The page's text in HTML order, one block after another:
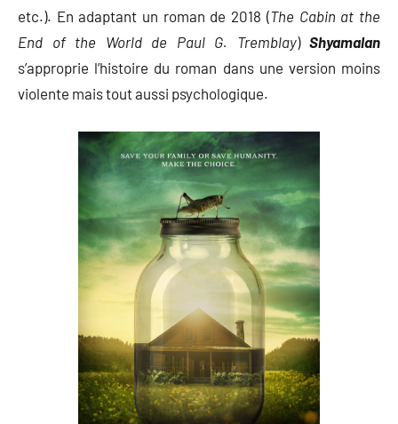
etc.). En adaptant un roman de 2018 (The Cabin at the
End of the World de Paul G. Tremblay) Shyamalan
s’approprie l’histoire du roman dans une version moins
violente mais tout aussi psychologique.